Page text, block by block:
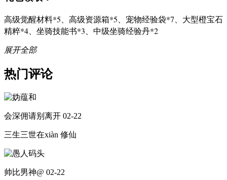
高级觉醒材料*5、高级资源箱*5、宠物经验袋*7、大型橙宝石
精粹*4、坐骑技能书*3、中级坐骑经验丹*2
展开全部
热门评论
会深佣请别离开 02-22
三生三世在xiàn 修仙
帅比男神@ 02-22